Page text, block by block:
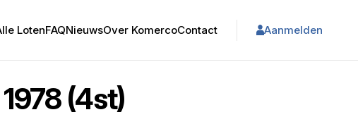
LotenFAQNieuwsOver KomercoContact Aanmelden
(4st)